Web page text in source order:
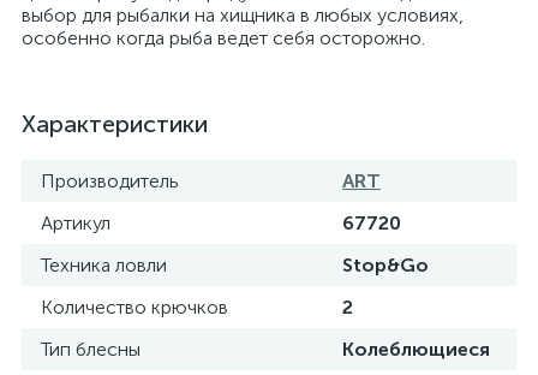
выбор для рыбалки на хищника в любых условиях,
особенно когда рыба ведет себя осторожно.
Характеристики
Производитель
ART
Артикул
67720
Техника ловли
Stop&Go
Количество крючков
2
Тип блесны
Колеблющиеся